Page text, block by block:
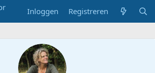
Inloggen Registreren